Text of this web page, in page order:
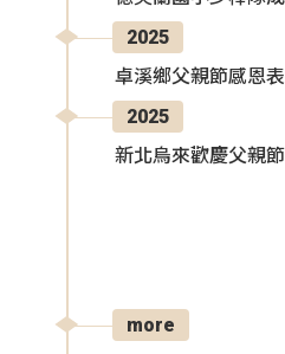
2025
卓溪鄉父親節感恩
2025
新北烏來歡慶父親
more